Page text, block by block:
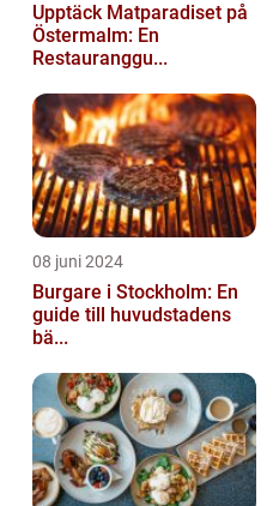
Upptäck Matparadiset på
Östermalm: En
Restauranggu...
08 juni 2024
Burgare i Stockholm: En
guide till huvudstadens
bä...